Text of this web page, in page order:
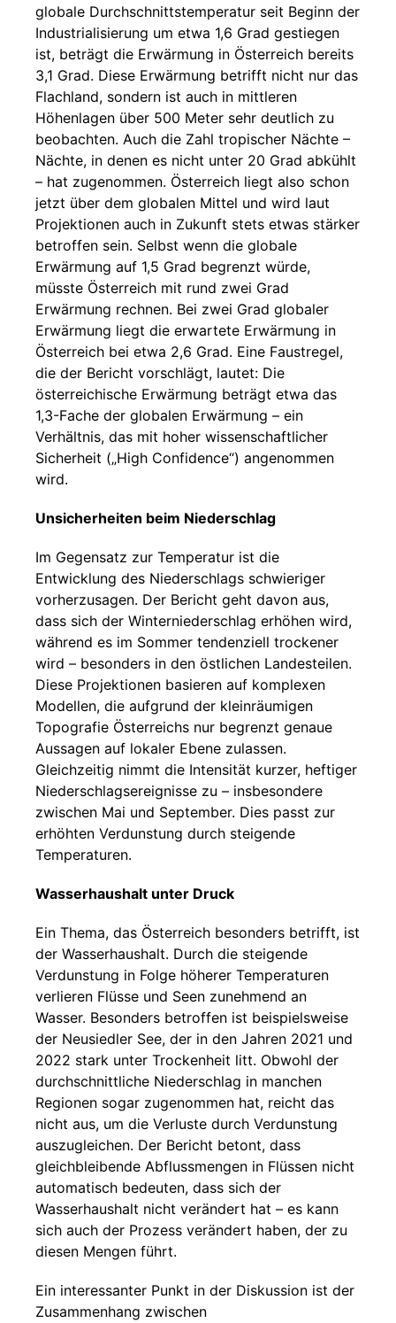
globale Durchschnittstemperatur seit Beginn der
Industrialisierung um etwa 1,6 Grad gestiegen
ist, beträgt die Erwärmung in Österreich bereits
3,1 Grad. Diese Erwärmung betrifft nicht nur das
Flachland, sondern ist auch in mittleren
Höhenlagen über 500 Meter sehr deutlich zu
beobachten. Auch die Zahl tropischer Nächte –
Nächte, in denen es nicht unter 20 Grad abkühlt
– hat zugenommen. Österreich liegt also schon
jetzt über dem globalen Mittel und wird laut
Projektionen auch in Zukunft stets etwas stärker
betroffen sein. Selbst wenn die globale
Erwärmung auf 1,5 Grad begrenzt würde,
müsste Österreich mit rund zwei Grad
Erwärmung rechnen. Bei zwei Grad globaler
Erwärmung liegt die erwartete Erwärmung in
Österreich bei etwa 2,6 Grad. Eine Faustregel,
die der Bericht vorschlägt, lautet: Die
österreichische Erwärmung beträgt etwa das
1,3-Fache der globalen Erwärmung – ein
Verhältnis, das mit hoher wissenschaftlicher
Sicherheit („High Confidence“) angenommen
wird.
Unsicherheiten beim Niederschlag
Im Gegensatz zur Temperatur ist die
Entwicklung des Niederschlags schwieriger
vorherzusagen. Der Bericht geht davon aus,
dass sich der Winterniederschlag erhöhen wird,
während es im Sommer tendenziell trockener
wird – besonders in den östlichen Landesteilen.
Diese Projektionen basieren auf komplexen
Modellen, die aufgrund der kleinräumigen
Topografie Österreichs nur begrenzt genaue
Aussagen auf lokaler Ebene zulassen.
Gleichzeitig nimmt die Intensität kurzer, heftiger
Niederschlagsereignisse zu – insbesondere
zwischen Mai und September. Dies passt zur
erhöhten Verdunstung durch steigende
Temperaturen.
Wasserhaushalt unter Druck
Ein Thema, das Österreich besonders betrifft, ist
der Wasserhaushalt. Durch die steigende
Verdunstung in Folge höherer Temperaturen
verlieren Flüsse und Seen zunehmend an
Wasser. Besonders betroffen ist beispielsweise
der Neusiedler See, der in den Jahren 2021 und
2022 stark unter Trockenheit litt. Obwohl der
durchschnittliche Niederschlag in manchen
Regionen sogar zugenommen hat, reicht das
nicht aus, um die Verluste durch Verdunstung
auszugleichen. Der Bericht betont, dass
gleichbleibende Abflussmengen in Flüssen nicht
automatisch bedeuten, dass sich der
Wasserhaushalt nicht verändert hat – es kann
sich auch der Prozess verändert haben, der zu
diesen Mengen führt.
Ein interessanter Punkt in der Diskussion ist der
Zusammenhang zwischen